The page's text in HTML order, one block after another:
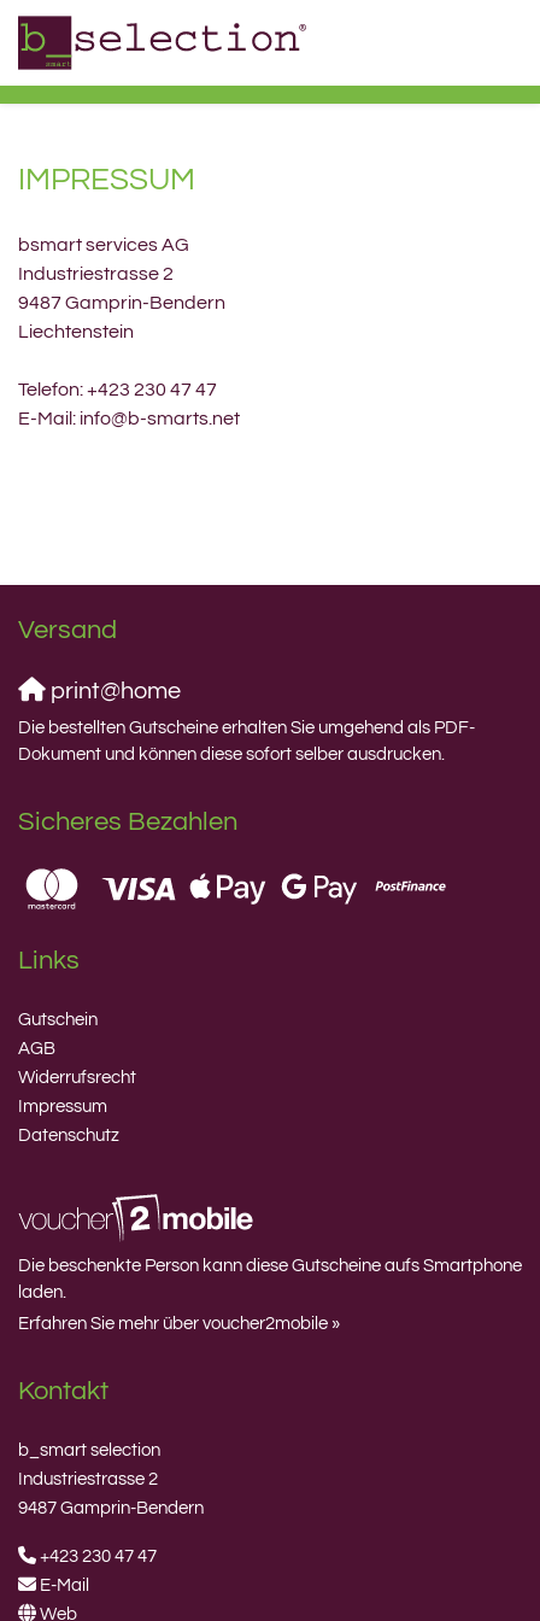
IMPRESSUM
bsmart services AG
Industriestrasse 2
9487 Gamprin-Bendern
Liechtenstein
Telefon: +423 230 47 47
E-Mail: info@b-smarts.net
Versand
print@home
Die bestellten Gutscheine erhalten Sie umgehend als PDF-
Dokument und können diese sofort selber ausdrucken.
Sicheres Bezahlen
Links
Gutschein
AGB
Widerrufsrecht
Impressum
Datenschutz
Die beschenkte Person kann diese Gutscheine aufs Smartphone
laden.
Erfahren Sie mehr über voucher2mobile »
Kontakt
b_smart selection
Industriestrasse 2
9487 Gamprin-Bendern
+423 230 47 47
E-Mail
Web